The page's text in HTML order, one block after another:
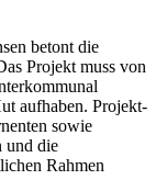
betont die
Projekt muss von
aufhaben. Projekt­
sowie
und die
Rahmen